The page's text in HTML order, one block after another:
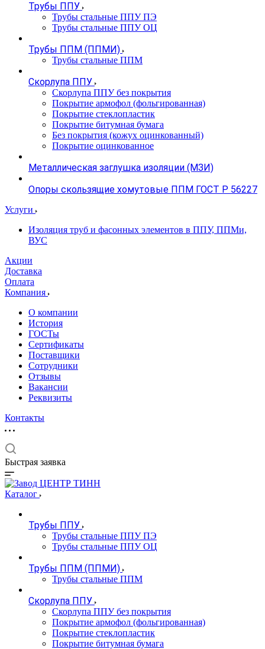
Трубы ППУ
Трубы стальные ППУ ПЭ
Трубы стальные ППУ ОЦ
Трубы ППМ (ППМИ)
Трубы стальные ППМ
Скорлупа ППУ
Скорлупа ППУ без покрытия
Покрытие армофол (фольгированная)
Покрытие стеклопластик
Покрытие битумная бумага
Без покрытия (кожух оцинкованный)
Покрытие оцинкованное
Металлическая заглушка изоляции (МЗИ)
Опоры скользящие хомутовые ППМ ГОСТ Р 56227
Услуги
Изоляция труб и фасонных элементов в ППУ, ППМи,
ВУС
Акции
Доставка
Оплата
Компания
О компании
История
ГОСТы
Сертификаты
Поставщики
Сотрудники
Отзывы
Вакансии
Реквизиты
Контакты
Быстрая заявка
Каталог
Трубы ППУ
Трубы стальные ППУ ПЭ
Трубы стальные ППУ ОЦ
Трубы ППМ (ППМИ)
Трубы стальные ППМ
Скорлупа ППУ
Скорлупа ППУ без покрытия
Покрытие армофол (фольгированная)
Покрытие стеклопластик
Покрытие битумная бумага